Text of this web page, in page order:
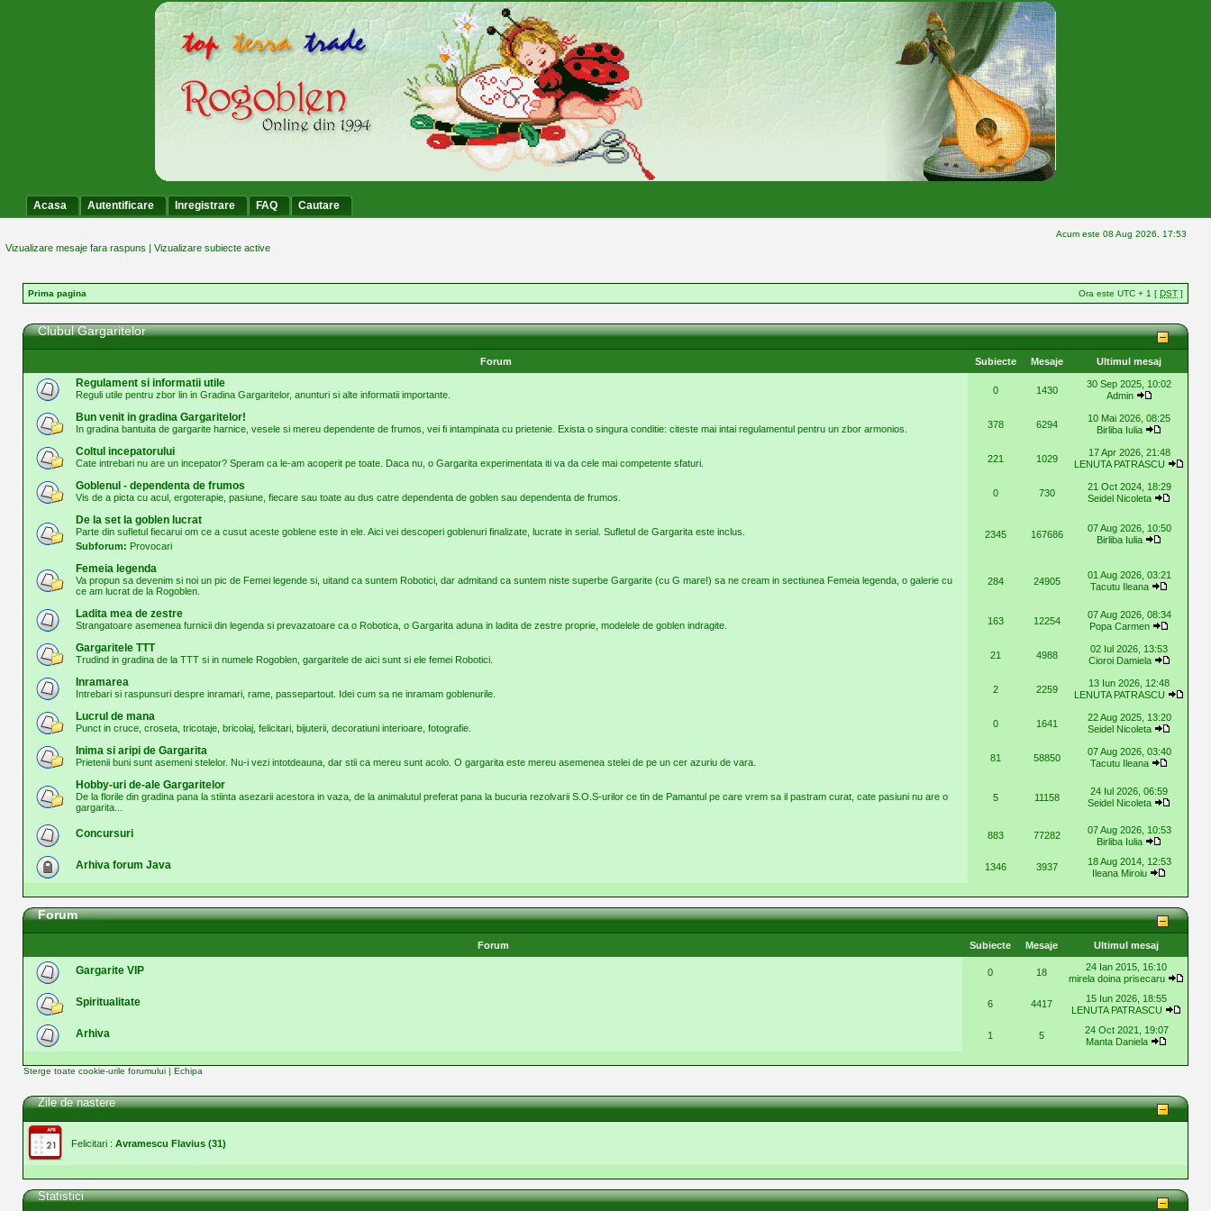
Acasa Autentificare Inregistrare FAQ Cautare
Acum este 08 Aug 2026, 17:53
Vizualizare mesaje fara raspuns | Vizualizare subiecte active
Prima pagina Ora este UTC + 1 [ DST ]
Clubul Gargaritelor
Forum Subiecte Mesaje Ultimul mesaj
Regulament si informatii utile
Reguli utile pentru zbor lin in Gradina Gargaritelor, anunturi si alte informatii importante. 0 1430
30 Sep 2025, 10:02
Admin
Bun venit in gradina Gargaritelor!
In gradina bantuita de gargarite harnice, vesele si mereu dependente de frumos, vei fi intampinata cu prietenie. Exista o singura conditie: citeste mai intai regulamentul pentru un zbor armonios. 378 6294
10 Mai 2026, 08:25
Birliba Iulia
Coltul incepatorului
Cate intrebari nu are un incepator? Speram ca le-am acoperit pe toate. Daca nu, o Gargarita experimentata iti va da cele mai competente sfaturi. 221 1029
17 Apr 2026, 21:48
LENUTA PATRASCU
Goblenul - dependenta de frumos
Vis de a picta cu acul, ergoterapie, pasiune, fiecare sau toate au dus catre dependenta de goblen sau dependenta de frumos. 0 730
21 Oct 2024, 18:29
Seidel Nicoleta
De la set la goblen lucrat
Parte din sufletul fiecarui om ce a cusut aceste goblene este in ele. Aici vei descoperi goblenuri finalizate, lucrate in serial. Sufletul de Gargarita este inclus.
Subforum: Provocari
2345 167686
07 Aug 2026, 10:50
Birliba Iulia
Femeia legenda
Va propun sa devenim si noi un pic de Femei legende si, uitand ca suntem Robotici, dar admitand ca suntem niste superbe Gargarite (cu G mare!) sa ne cream in sectiunea Femeia legenda, o galerie cu
ce am lucrat de la Rogoblen.
284 24905
01 Aug 2026, 03:21
Tacutu Ileana
Ladita mea de zestre
Strangatoare asemenea furnicii din legenda si prevazatoare ca o Robotica, o Gargarita aduna in ladita de zestre proprie, modelele de goblen indragite. 163 12254
07 Aug 2026, 08:34
Popa Carmen
Gargaritele TTT
Trudind in gradina de la TTT si in numele Rogoblen, gargaritele de aici sunt si ele femei Robotici. 21 4988
02 Iul 2026, 13:53
Cioroi Damiela
Inramarea
Intrebari si raspunsuri despre inramari, rame, passepartout. Idei cum sa ne inramam goblenurile. 2 2259
13 Iun 2026, 12:48
LENUTA PATRASCU
Lucrul de mana
Punct in cruce, croseta, tricotaje, bricolaj, felicitari, bijuterii, decoratiuni interioare, fotografie. 0 1641
22 Aug 2025, 13:20
Seidel Nicoleta
Inima si aripi de Gargarita
Prietenii buni sunt asemeni stelelor. Nu-i vezi intotdeauna, dar stii ca mereu sunt acolo. O gargarita este mereu asemenea stelei de pe un cer azuriu de vara. 81 58850
07 Aug 2026, 03:40
Tacutu Ileana
Hobby-uri de-ale Gargaritelor
De la florile din gradina pana la stiinta asezarii acestora in vaza, de la animalutul preferat pana la bucuria rezolvarii S.O.S-urilor ce tin de Pamantul pe care vrem sa il pastram curat, cate pasiuni nu are o
gargarita...
5 11158
24 Iul 2026, 06:59
Seidel Nicoleta
Concursuri 883 77282
07 Aug 2026, 10:53
Birliba Iulia
Arhiva forum Java 1346 3937
18 Aug 2014, 12:53
Ileana Miroiu
Forum
Forum Subiecte Mesaje Ultimul mesaj
Gargarite VIP 0 18
24 Ian 2015, 16:10
mirela doina prisecaru
Spiritualitate 6 4417
15 Iun 2026, 18:55
LENUTA PATRASCU
Arhiva 1 5
24 Oct 2021, 19:07
Manta Daniela
Sterge toate cookie-urile forumului | Echipa
Zile de nastere
Felicitari : Avramescu Flavius (31)
Statistici